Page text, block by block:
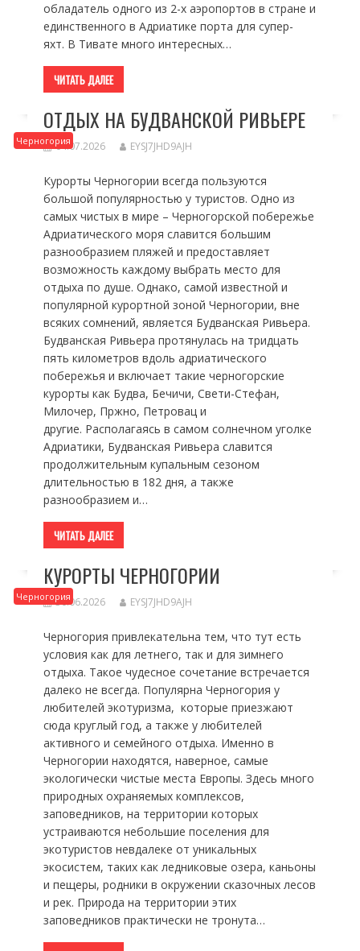
обладатель одного из 2-х аэропортов в стране и
единственного в Адриатике порта для супер-
яхт. В Тивате много интересных…
ЧИТАТЬ ДАЛЕЕ
Черногория
ОТДЫХ НА БУДВАНСКОЙ РИВЬЕРЕ
04.07.2026 EYSJ7JHD9AJH
Курорты Черногории всегда пользуются
большой популярностью у туристов. Одно из
самых чистых в мире – Черногорской побережье
Адриатического моря славится большим
разнообразием пляжей и предоставляет
возможность каждому выбрать место для
отдыха по душе. Однако, самой известной и
популярной курортной зоной Черногории, вне
всяких сомнений, является Будванская Ривьера.
Будванская Ривьера протянулась на тридцать
пять километров вдоль адриатического
побережья и включает такие черногорские
курорты как Будва, Бечичи, Свети-Стефан,
Милочер, Пржно, Петровац и
другие. Располагаясь в самом солнечном уголке
Адриатики, Будванская Ривьера славится
продолжительным купальным сезоном
длительностью в 182 дня, а также
разнообразием и…
ЧИТАТЬ ДАЛЕЕ
Черногория
КУРОРТЫ ЧЕРНОГОРИИ
30.06.2026 EYSJ7JHD9AJH
Черногория привлекательна тем, что тут есть
условия как для летнего, так и для зимнего
отдыха. Такое чудесное сочетание встречается
далеко не всегда. Популярна Черногория у
любителей экотуризма, которые приезжают
сюда круглый год, а также у любителей
активного и семейного отдыха. Именно в
Черногории находятся, наверное, самые
экологически чистые места Европы. Здесь много
природных охраняемых комплексов,
заповедников, на территории которых
устраиваются небольшие поселения для
экотуристов невдалеке от уникальных
экосистем, таких как ледниковые озера, каньоны
и пещеры, родники в окружении сказочных лесов
и рек. Природа на территории этих
заповедников практически не тронута…